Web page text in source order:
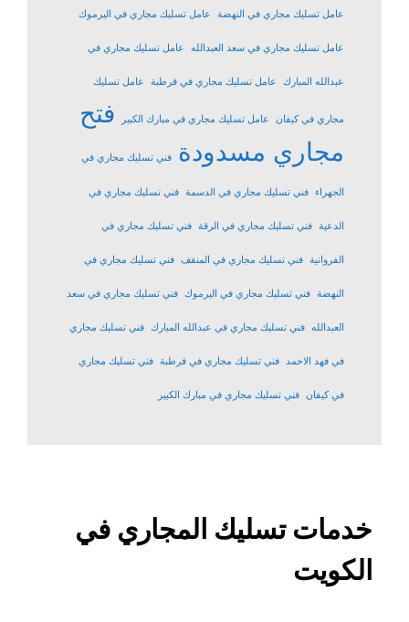
عامل تسليك مجاري في النهضة عامل تسليك مجاري في اليرموك
عامل تسليك مجاري في سعد العبدالله عامل تسليك مجاري في
عبدالله المبارك عامل تسليك مجاري في قرطبة عامل تسليك
مجاري في كيفان عامل تسليك مجاري في مبارك الكبير
فتح
مجاري مسدودة
فني تسليك مجاري في
الجهراء فني تسليك مجاري في الدسمة فني تسليك مجاري في
الدعية فني تسليك مجاري في الرقة فني تسليك مجاري في
الفروانية فني تسليك مجاري في المنقف فني تسليك مجاري في
النهضة فني تسليك مجاري في اليرموك فني تسليك مجاري في سعد
العبدالله فني تسليك مجاري في عبدالله المبارك فني تسليك مجاري
في فهد الاحمد فني تسليك مجاري في قرطبة فني تسليك مجاري
في كيفان فني تسليك مجاري في مبارك الكبير
خدمات تسليك المجاري في
الكويت